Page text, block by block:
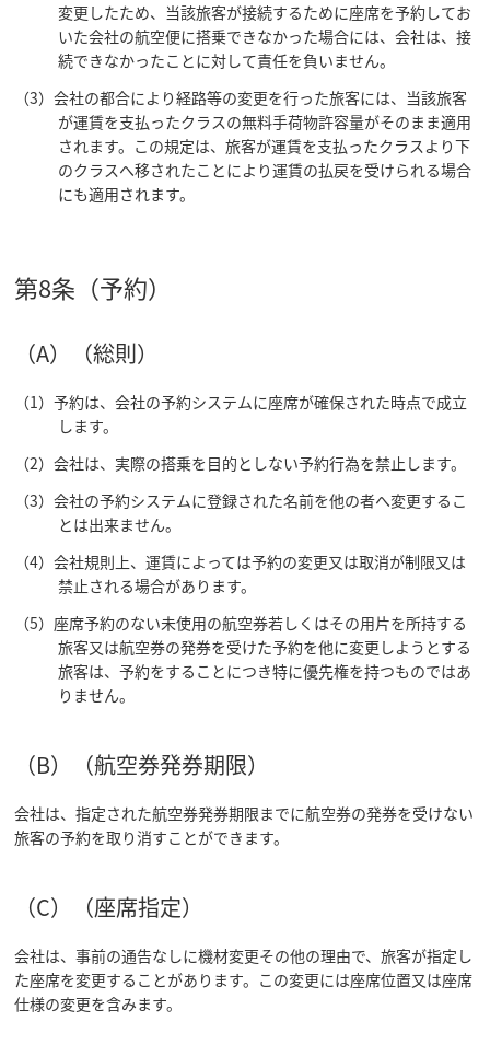
変更したため、当該旅客が接続するために座席を予約してお
いた会社の航空便に搭乗できなかった場合には、会社は、接
続できなかったことに対して責任を負いません。
（3）会社の都合により経路等の変更を行った旅客には、当該旅客
が運賃を支払ったクラスの無料手荷物許容量がそのまま適用
されます。この規定は、旅客が運賃を支払ったクラスより下
のクラスへ移されたことにより運賃の払戻を受けられる場合
にも適用されます。
第8条（予約）
（A）（総則）
（1）予約は、会社の予約システムに座席が確保された時点で成立
します。
（2）会社は、実際の搭乗を目的としない予約行為を禁止します。
（3）会社の予約システムに登録された名前を他の者へ変更するこ
とは出来ません。
（4）会社規則上、運賃によっては予約の変更又は取消が制限又は
禁止される場合があります。
（5）座席予約のない未使用の航空券若しくはその用片を所持する
旅客又は航空券の発券を受けた予約を他に変更しようとする
旅客は、予約をすることにつき特に優先権を持つものではあ
りません。
（B）（航空券発券期限）
会社は、指定された航空券発券期限までに航空券の発券を受けない
旅客の予約を取り消すことができます。
（C）（座席指定）
会社は、事前の通告なしに機材変更その他の理由で、旅客が指定し
た座席を変更することがあります。この変更には座席位置又は座席
仕様の変更を含みます。